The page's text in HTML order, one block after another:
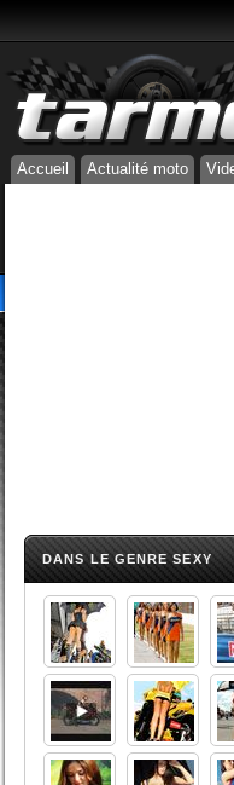
Accueil Actualité moto
DANS LE GENRE SEXY